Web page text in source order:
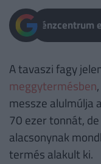
Pénzcentrum
A tavaszi fagy
meggytermésben
messze alulmúlja
70 ezer tonnát,
alacsonynak
termés alakult ki.